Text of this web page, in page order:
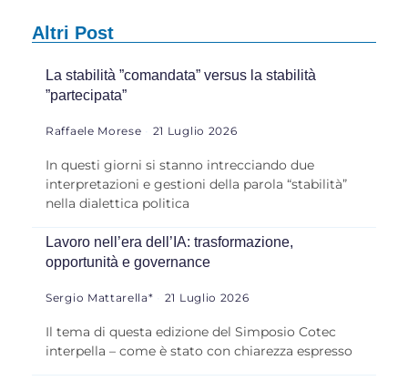
Altri Post
La stabilità ”comandata” versus la stabilità
”partecipata”
Raffaele Morese 21 Luglio 2026
In questi giorni si stanno intrecciando due
interpretazioni e gestioni della parola “stabilità”
nella dialettica politica
Lavoro nell’era dell’IA: trasformazione,
opportunità e governance
Sergio Mattarella* 21 Luglio 2026
Il tema di questa edizione del Simposio Cotec
interpella – come è stato con chiarezza espresso